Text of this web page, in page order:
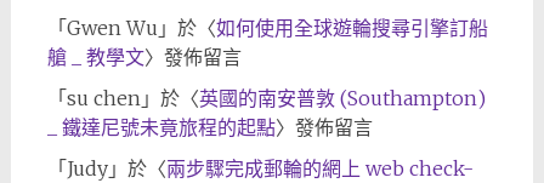
「Gwen Wu 」於〈如何使用全球遊輪搜尋引擎訂船
艙 _ 教學文〉發佈留言
「su chen 」於〈英國的南安普敦 (Southampton)
_ 鐵達尼號未竟旅程的起點〉發佈留言
「Judy」於〈兩步驟完成郵輪的網上 web check-